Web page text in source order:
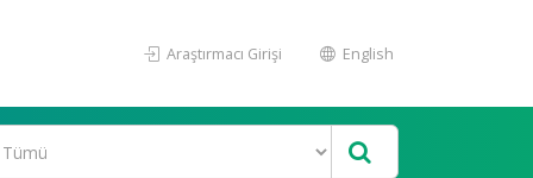
Araştırmacı Girişi English